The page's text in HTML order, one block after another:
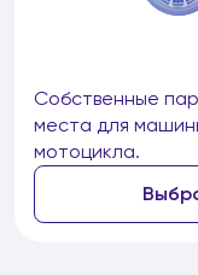
Собственные
места для
мотоцикла.